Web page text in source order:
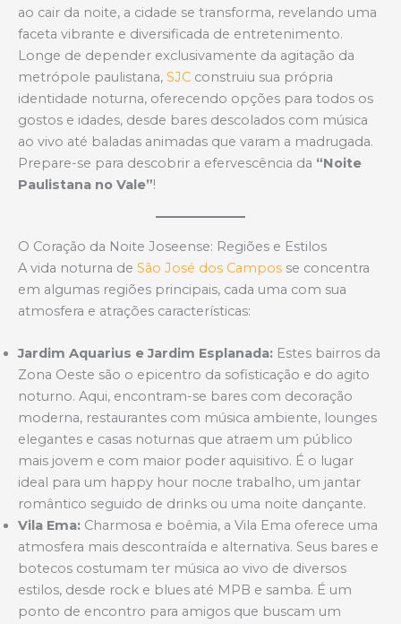
s
A
p
b
o
o
e
ao cair da noite, a cidade se transforma, revelando uma
faceta vibrante e diversificada de entretenimento.
Longe de depender exclusivamente da agitação da
metrópole paulistana, SJC construiu sua própria
identidade noturna, oferecendo opções para todos os
gostos e idades, desde bares descolados com música
ao vivo até baladas animadas que varam a madrugada.
Prepare-se para descobrir a efervescência da “Noite
Paulistana no Vale”!
O Coração da Noite Joseense: Regiões e Estilos
A vida noturna de São José dos Campos se concentra
em algumas regiões principais, cada uma com sua
atmosfera e atrações características:
Jardim Aquarius e Jardim Esplanada: Estes bairros da
Zona Oeste são o epicentro da sofisticação e do agito
noturno. Aqui, encontram-se bares com decoração
moderna, restaurantes com música ambiente, lounges
elegantes e casas noturnas que atraem um público
mais jovem e com maior poder aquisitivo. É o lugar
ideal para um happy hour после trabalho, um jantar
romântico seguido de drinks ou uma noite dançante.
Vila Ema: Charmosa e boêmia, a Vila Ema oferece uma
atmosfera mais descontraída e alternativa. Seus bares e
botecos costumam ter música ao vivo de diversos
estilos, desde rock e blues até MPB e samba. É um
ponto de encontro para amigos que buscam um